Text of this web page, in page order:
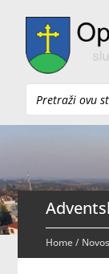
Pretraži
Home/